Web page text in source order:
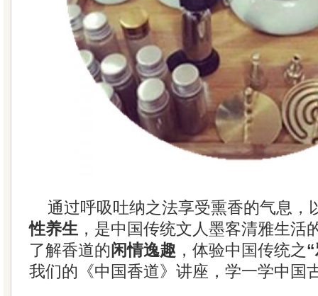
通过呼吸吐纳之法享受熏香的气息，
性养生 ，是中国传统文人墨客清雅生活
了解香道的 闲情逸趣 ，体验中国传统之
我们的《中国香道》讲座，学一学中国